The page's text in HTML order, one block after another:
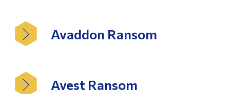
Avaddon Ransom
Avest Ransom